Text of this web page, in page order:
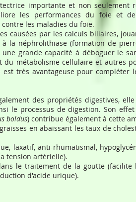
importante et non seulement
les performances du foie et
les maladies du foie.
causées par les calculs biliaires,
à la néphrolithiase (formation de
une grande capacité à déboguer le
du métabolisme cellulaire et autres
très avantageuse pour compléter
des propriétés digestives,
le processus de digestion. Son
boldus) contribue également à cette
en abaissant les taux de
laxatif, anti-rhumatismal,
tension artérielle).
le traitement de la goutte (facilite
d'acide urique).